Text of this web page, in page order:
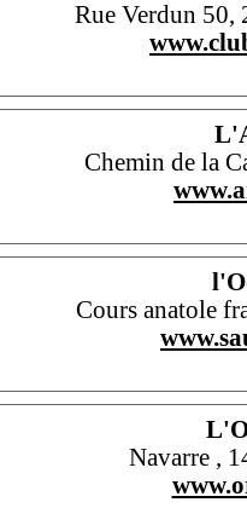
Rue Verdun 50,
Chemin de la
Cours anatole
Navarre ,